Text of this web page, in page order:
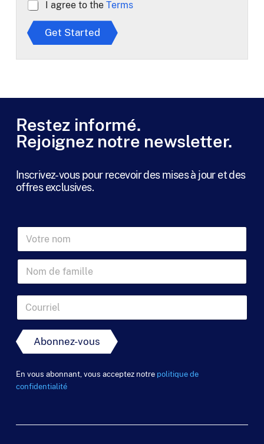
A
r
e
t
s
*
I agree to the Terms
Get Started
Restez informé.
Rejoignez notre newsletter.
Inscrivez-vous pour recevoir des mises à jour et des
offres exclusives.
n
n
m
V
t
n
o
*
N
m
d
f
a
m
l
e
C
u
r
r
l
*
Abonnez-vous
En vous abonnant, vous acceptez notre politique de
confidentialité